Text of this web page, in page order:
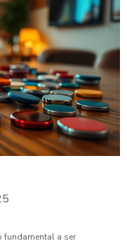
fundamental a ser